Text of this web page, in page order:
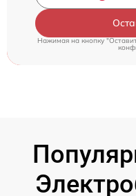
Нажимая на кнопку